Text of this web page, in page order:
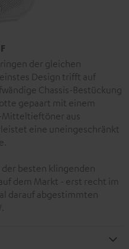
der gleichen
Design trifft auf
Chassis-Bestückung
gepaart mit einem
Mitteltieftöner aus
eine uneingeschränkt
besten klingenden
dem Markt - erst recht im
darauf abgestimmten